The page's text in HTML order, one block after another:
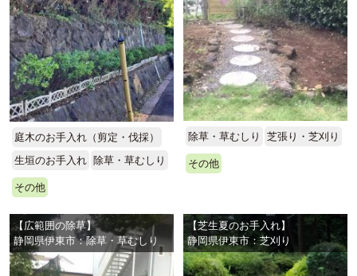
庭木のお手入れ（剪定・伐採）
生垣のお手入れ 除草・草むしり
その他
除草・草むしり 芝張り・芝刈り
その他
【広範囲の除草】
静岡県伊東市：除草・草むしり
【芝生夏のお手入れ】
静岡県伊東市：芝刈り